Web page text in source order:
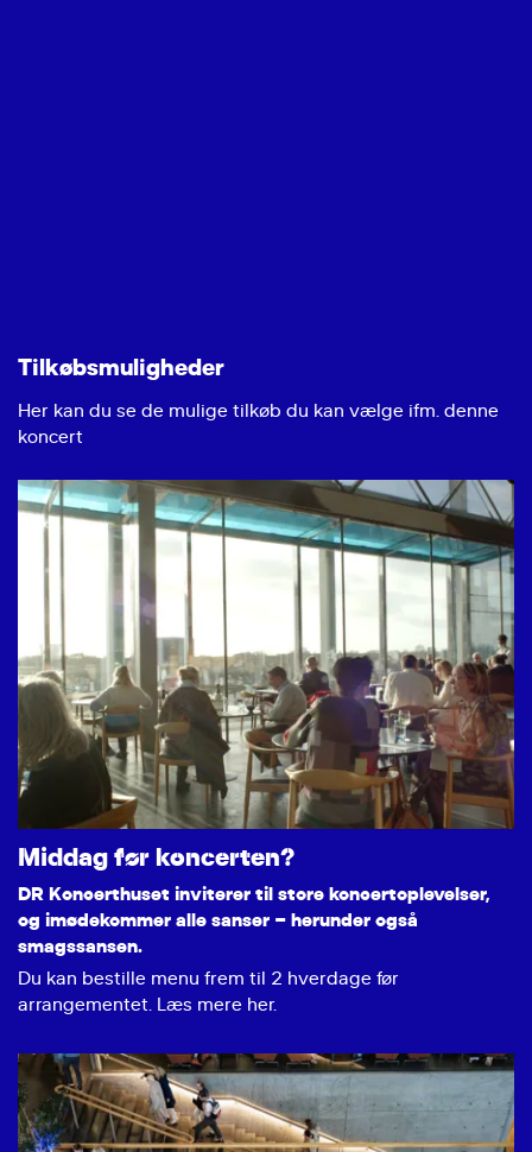
Tilkøbsmuligheder
Her kan du se de mulige tilkøb du kan vælge ifm. denne
koncert
Middag før koncerten?
DR Koncerthuset inviterer til store koncertoplevelser,
og imødekommer alle sanser – herunder også
smagssansen.
Du kan bestille menu frem til 2 hverdage før
arrangementet. Læs mere her.